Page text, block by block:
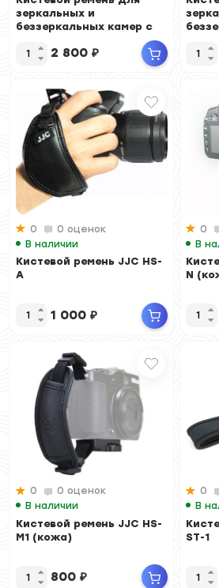
зеркальных и
беззеркальных камер с
площадкой Arca-Swiss
(...
2 800 ₽
(...
0
0 оценок
В наличии
Кистевой ремень JJC HS-
A
1 000 ₽
0
В
N
0
0 оценок
В наличии
Кистевой ремень JJC HS-
M1 (кожа)
800 ₽
0
В
ST-1